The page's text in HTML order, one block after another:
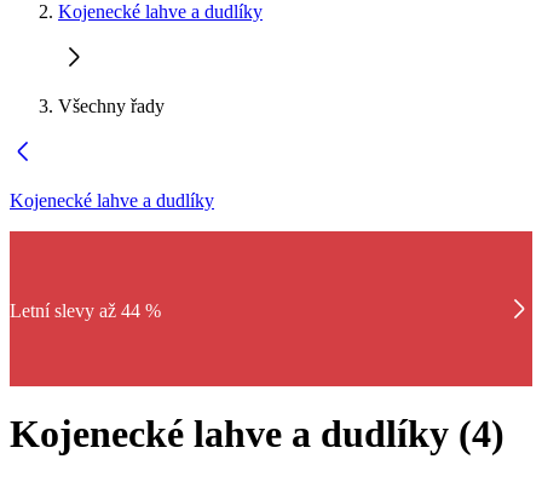
Kojenecké lahve a dudlíky
Všechny řady
Kojenecké lahve a dudlíky
Letní slevy až 44 %
Kojenecké lahve a dudlíky (4)